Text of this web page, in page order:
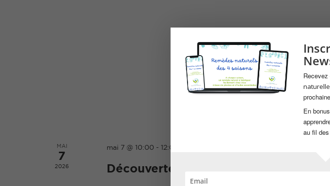
MAI
7
2026
mai 7 @ 10:00 - 12:00
Découverte des plantes comestibles
naturelle
En
au fil